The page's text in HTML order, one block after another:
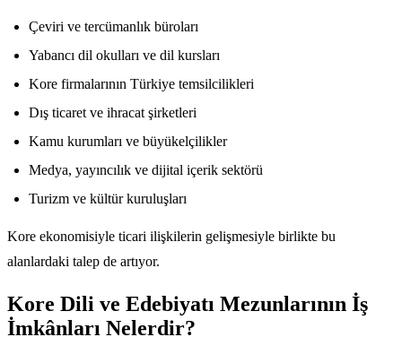
Çeviri ve tercümanlık büroları
Yabancı dil okulları ve dil kursları
Kore firmalarının Türkiye temsilcilikleri
Dış ticaret ve ihracat şirketleri
Kamu kurumları ve büyükelçilikler
Medya, yayıncılık ve dijital içerik sektörü
Turizm ve kültür kuruluşları
Kore ekonomisiyle ticari ilişkilerin gelişmesiyle birlikte bu
alanlardaki talep de artıyor.
Kore Dili ve Edebiyatı Mezunlarının İş
İmkânları Nelerdir?